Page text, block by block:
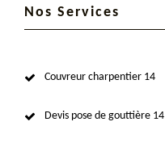
Nos Services
Couvreur charpentier 14
Devis pose de gouttière 14